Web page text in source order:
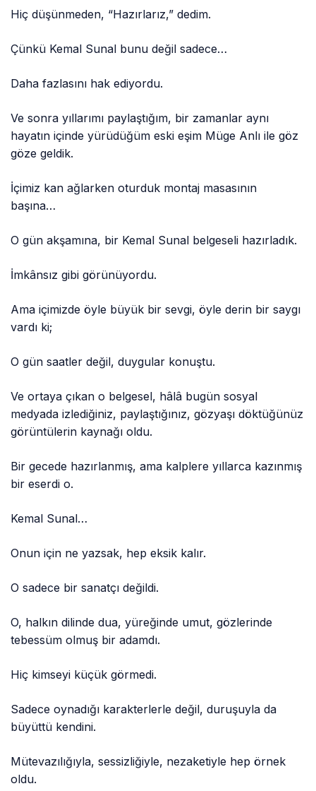
Hiç düşünmeden, “Hazırlarız,” dedim.
Çünkü Kemal Sunal bunu değil sadece…
Daha fazlasını hak ediyordu.
Ve sonra yıllarımı paylaştığım, bir zamanlar aynı
hayatın içinde yürüdüğüm eski eşim Müge Anlı ile göz
göze geldik.
İçimiz kan ağlarken oturduk montaj masasının
başına…
O gün akşamına, bir Kemal Sunal belgeseli hazırladık.
İmkânsız gibi görünüyordu.
Ama içimizde öyle büyük bir sevgi, öyle derin bir saygı
vardı ki;
O gün saatler değil, duygular konuştu.
Ve ortaya çıkan o belgesel, hâlâ bugün sosyal
medyada izlediğiniz, paylaştığınız, gözyaşı döktüğünüz
görüntülerin kaynağı oldu.
Bir gecede hazırlanmış, ama kalplere yıllarca kazınmış
bir eserdi o.
Kemal Sunal…
Onun için ne yazsak, hep eksik kalır.
O sadece bir sanatçı değildi.
O, halkın dilinde dua, yüreğinde umut, gözlerinde
tebessüm olmuş bir adamdı.
Hiç kimseyi küçük görmedi.
Sadece oynadığı karakterlerle değil, duruşuyla da
büyüttü kendini.
Mütevazılığıyla, sessizliğiyle, nezaketiyle hep örnek
oldu.